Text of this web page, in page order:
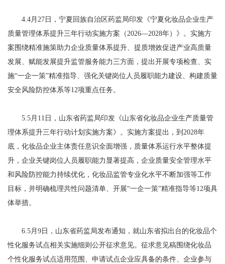
4.4月27日，宁夏回族自治区药监局印发《宁夏化妆品企业生产
质量管理体系提升三年行动实施方案（2026—2028年）》。实施方
案围绕精准施策助力企业质量体系提升、提质增效促进产业高质量
发展、赋能发展提升监管服务能力三方面，提出开展专项检查、实
施“一企一策”精准指导、强化关键岗位人员履职能力建设、构建质量
安全风险防控体系等12项重点任务。
5.5月11日，山东省药监局印发《山东省化妆品企业生产质量管
理体系提升三年行动计划实施方案》。实施方案提出，到2028年
底，化妆品企业主体责任意识全面增强，质量体系运行水平整体提
升，企业关键岗位人员履职能力显著提高，企业质量安全管理水平
和风险防控能力持续优化，化妆品监管专业化水平不断加强等工作
目标，并明确梳理共性问题清单、开展“一企一策”精准指导等12项具
体举措。
6.5月9日，山东省药监局发布通知，就山东省拟出台的化妆品个
性化服务试点相关实施细则公开征求意见。征求意见稿围绕化妆品
个性化服务试点适用范围、申请试点企业应具备的条件、企业参与